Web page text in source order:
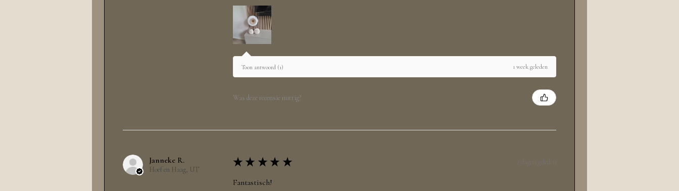
Toon antwoord (1) 1 week geleden
Was deze recensie nuttig?
Janneke R.
Hoef en Haag, UT
★ ★ ★ ★ ★ 2 dagen geleden
Fantastisch!